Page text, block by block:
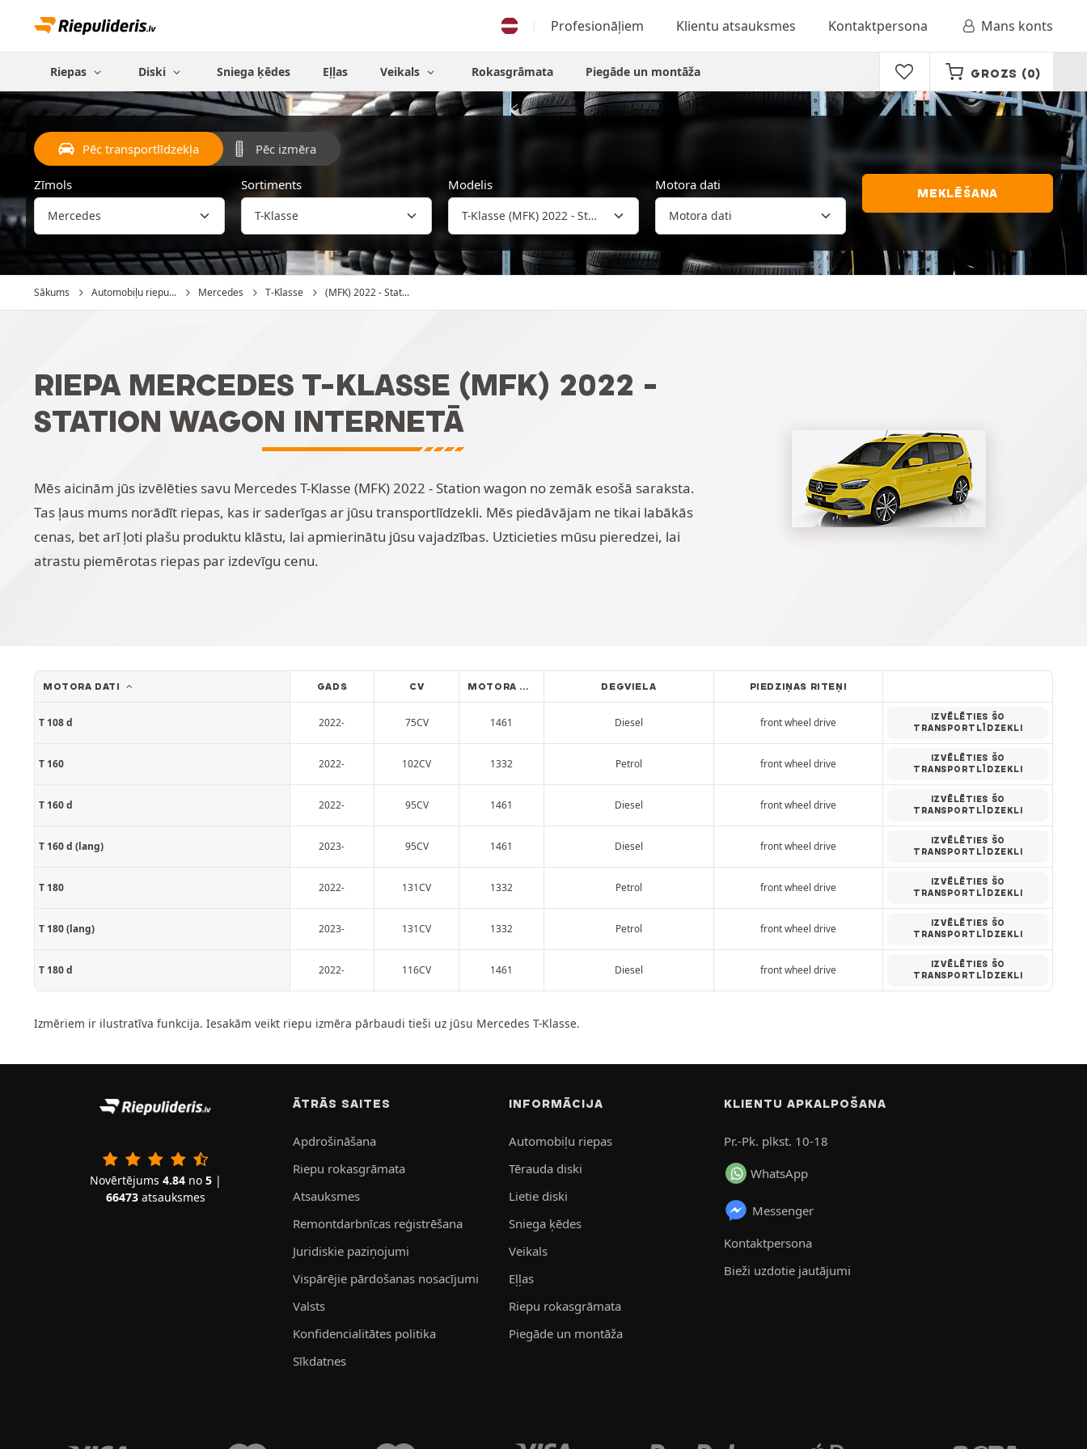
Profesionāļiem Klientu atsauksmes Kontaktpersona Mans konts
Riepas Diski Sniega ķēdes Eļļas Veikals Rokasgrāmata Piegāde un montāža GROZS (0)
Pēc transportlīdzekļa Pēc izmēra
Zīmols Sortiments Modelis Motora dati
MEKLĒŠANA
Sākums Automobiļu riepu... Mercedes T-Klasse (MFK) 2022 - Stat...
RIEPA MERCEDES T-KLASSE (MFK) 2022 -
STATION WAGON INTERNETĀ
Mēs aicinām jūs izvēlēties savu Mercedes T-Klasse (MFK) 2022 - Station wagon no zemāk esošā saraksta.
Tas ļaus mums norādīt riepas, kas ir saderīgas ar jūsu transportlīdzekli. Mēs piedāvājam ne tikai labākās
cenas, bet arī ļoti plašu produktu klāstu, lai apmierinātu jūsu vajadzības. Uzticieties mūsu pieredzei, lai
atrastu piemērotas riepas par izdevīgu cenu.
MOTORA DATI GADS CV MOTORA LITRĀŽA DEGVIELA PIEDZIŅAS RITEŅI
T 108 d 2022- 75CV 1461 Diesel front wheel drive
IZVĒLĒTIES ŠO
TRANSPORTLĪDZEKLI
T 160 2022- 102CV 1332 Petrol front wheel drive
IZVĒLĒTIES ŠO
TRANSPORTLĪDZEKLI
T 160 d 2022- 95CV 1461 Diesel front wheel drive
IZVĒLĒTIES ŠO
TRANSPORTLĪDZEKLI
T 160 d (lang) 2023- 95CV 1461 Diesel front wheel drive
IZVĒLĒTIES ŠO
TRANSPORTLĪDZEKLI
T 180 2022- 131CV 1332 Petrol front wheel drive
IZVĒLĒTIES ŠO
TRANSPORTLĪDZEKLI
T 180 (lang) 2023- 131CV 1332 Petrol front wheel drive
IZVĒLĒTIES ŠO
TRANSPORTLĪDZEKLI
T 180 d 2022- 116CV 1461 Diesel front wheel drive
IZVĒLĒTIES ŠO
TRANSPORTLĪDZEKLI
Izmēriem ir ilustratīva funkcija. Iesakām veikt riepu izmēra pārbaudi tieši uz jūsu Mercedes T-Klasse.
Novērtējums 4.84no 5|
66473atsauksmes
ĀTRĀS SAITES
Apdrošināšana
Riepu rokasgrāmata
Atsauksmes
Remontdarbnīcas reģistrēšana
Juridiskie paziņojumi
Vispārējie pārdošanas nosacījumi
Valsts
Konfidencialitātes politika
Sīkdatnes
INFORMĀCIJA
Automobiļu riepas
Tērauda diski
Lietie diski
Sniega ķēdes
Veikals
Eļļas
Riepu rokasgrāmata
Piegāde un montāža
KLIENTU APKALPOŠANA
Pr.-Pk. plkst. 10-18
WhatsApp
Messenger
Kontaktpersona
Bieži uzdotie jautājumi